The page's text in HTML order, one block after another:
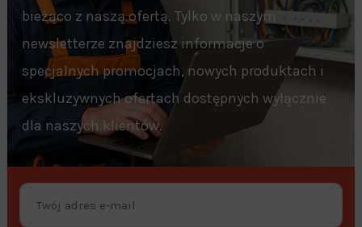
bieżąco z naszą ofertą. Tylko w naszym
newsletterze znajdziesz informacje o
specjalnych promocjach, nowych produktach i
ekskluzywnych ofertach dostępnych wyłącznie
dla naszych klientów.